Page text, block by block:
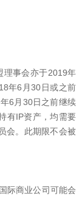
理事会亦于2019年
年6月30日或之前
6月30日之前继续
有IP资产，均需要
会。此期限不会被
际商业公司可能会